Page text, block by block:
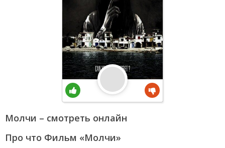
Молчи – смотреть онлайн
Про что Фильм «Молчи»